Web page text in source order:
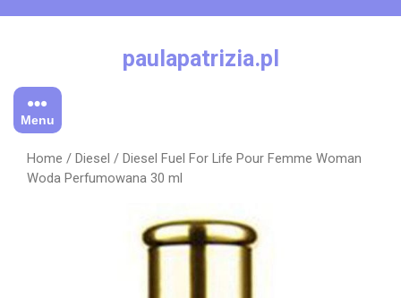
paulapatrizia.pl
Menu
Home / Diesel / Diesel Fuel For Life Pour Femme Woman
Woda Perfumowana 30 ml